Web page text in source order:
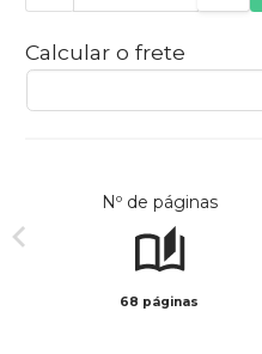
Calcular o frete
Nº de páginas
68 páginas